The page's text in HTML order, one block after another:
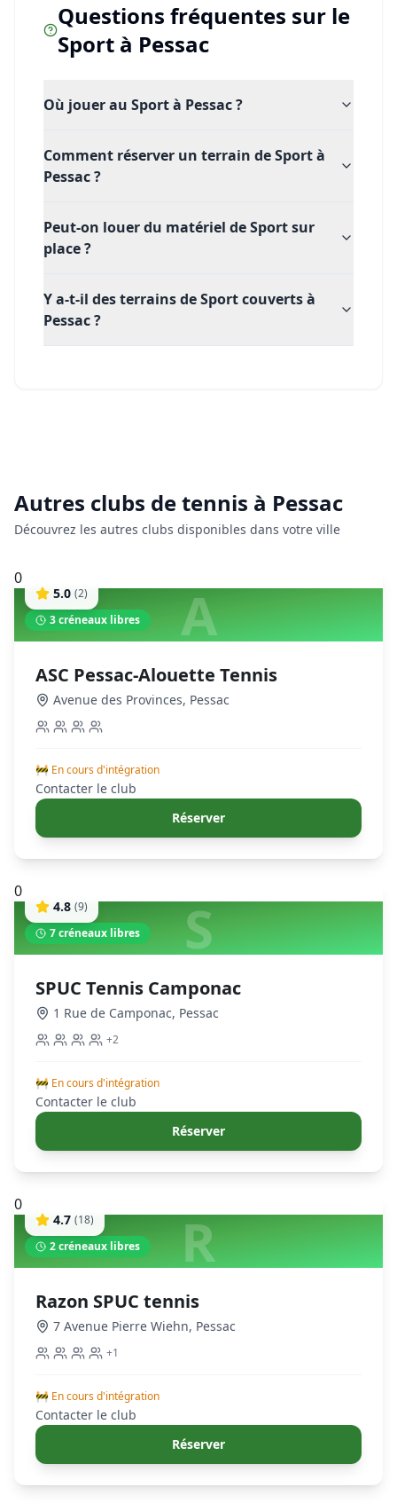
Questions fréquentes sur le
Sportà Pessac
Où jouer au Sport à Pessac ?
Comment réserver un terrain de Sport à
Pessac ?
Peut-on louer du matériel de Sport sur
place ?
Y a-t-il des terrains de Sport couverts à
Pessac ?
Autres clubs detennis à Pessac
Découvrez les autres clubs disponibles dans votre ville
0
A
5.0 (2)
3créneaux libres
ASC Pessac-Alouette Tennis
Avenue des Provinces, Pessac
🚧 En cours d'intégration
Contacter le club
Réserver
0
S
4.8 (9)
7créneaux libres
SPUC Tennis Camponac
1 Rue de Camponac, Pessac
+2
🚧 En cours d'intégration
Contacter le club
Réserver
0
R
4.7 (18)
2créneaux libres
Razon SPUC tennis
7 Avenue Pierre Wiehn, Pessac
+1
🚧 En cours d'intégration
Contacter le club
Réserver